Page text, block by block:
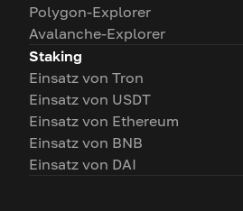
Polygon-Explorer
Avalanche-Explorer
Staking
Einsatz von Tron
Einsatz von USDT
Einsatz von Ethereum
Einsatz von BNB
Einsatz von DAI